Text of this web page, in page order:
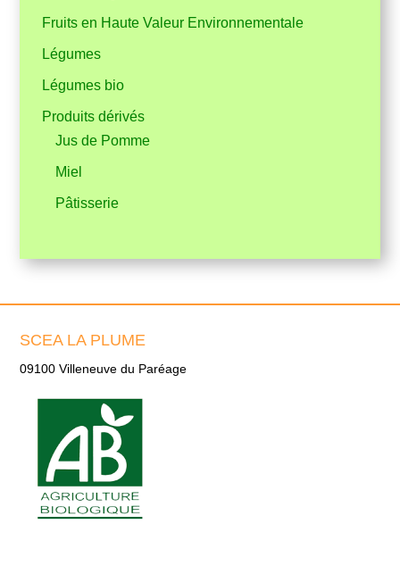
Fruits en Haute Valeur Environnementale
Légumes
Légumes bio
Produits dérivés
Jus de Pomme
Miel
Pâtisserie
SCEA LA PLUME
09100 Villeneuve du Paréage